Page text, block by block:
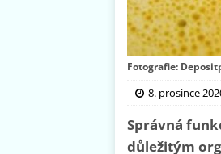
Fotografie:
8. prosince
Správná
důležitým